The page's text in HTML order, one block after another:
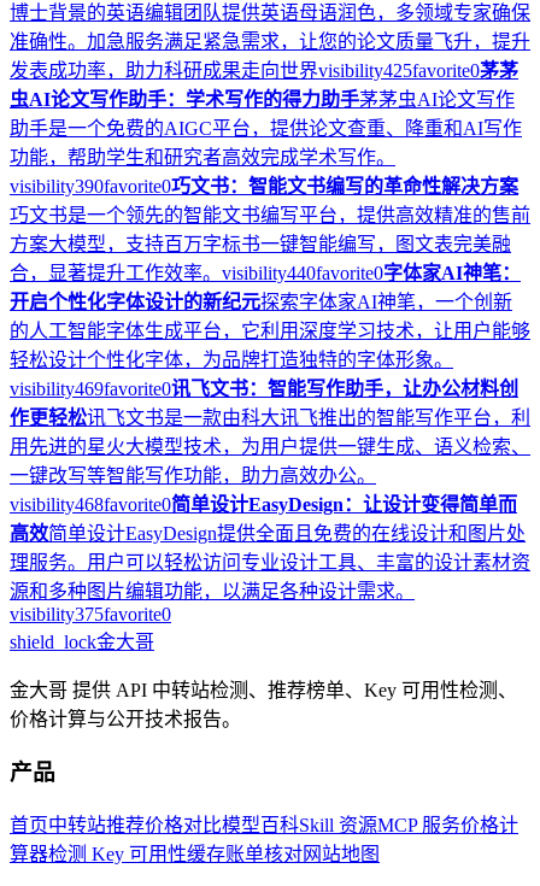
博士背景的英语编辑团队提供英语母语润色，多领域专家确保
准确性。加急服务满足紧急需求，让您的论文质量飞升，提升
发表成功率，助力科研成果走向世界visibility425favorite0茅茅
虫AI论文写作助手：学术写作的得力助手茅茅虫AI论文写作
助手是一个免费的AIGC平台，提供论文查重、降重和AI写作
功能，帮助学生和研究者高效完成学术写作。
visibility390favorite0巧文书：智能文书编写的革命性解决方案
巧文书是一个领先的智能文书编写平台，提供高效精准的售前
方案大模型，支持百万字标书一键智能编写，图文表完美融
合，显著提升工作效率。 visibility440favorite0字体家AI神笔：
开启个性化字体设计的新纪元探索字体家AI神笔，一个创新
的人工智能字体生成平台，它利用深度学习技术，让用户能够
轻松设计个性化字体，为品牌打造独特的字体形象。
visibility469favorite0讯飞文书：智能写作助手，让办公材料创
作更轻松讯飞文书是一款由科大讯飞推出的智能写作平台，利
用先进的星火大模型技术，为用户提供一键生成、语义检索、
一键改写等智能写作功能，助力高效办公。
visibility468favorite0简单设计EasyDesign：让设计变得简单而
高效简单设计EasyDesign提供全面且免费的在线设计和图片处
理服务。用户可以轻松访问专业设计工具、丰富的设计素材资
源和多种图片编辑功能，以满足各种设计需求。
visibility375favorite0
shield_lock金大哥
金大哥 提供 API 中转站检测、推荐榜单、Key 可用性检测、
价格计算与公开技术报告。
产品
首页中转站推荐价格对比模型百科Skill 资源MCP 服务价格计
算器检测 Key 可用性缓存账单核对网站地图